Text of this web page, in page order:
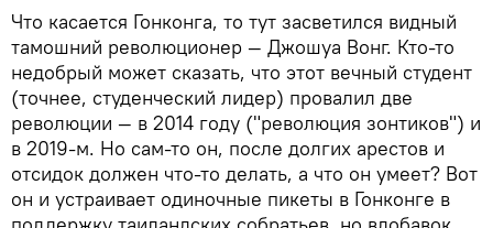
Что касается Гонконга, то тут засветился видный
тамошний революционер — Джошуа Вонг. Кто-то
недобрый может сказать, что этот вечный студент
(точнее, студенческий лидер) провалил две
революции — в 2014 году ("революция зонтиков") и
в 2019-м. Но сам-то он, после долгих арестов и
отсидок должен что-то делать, а что он умеет? Вот
он и устраивает одиночные пикеты в Гонконге в